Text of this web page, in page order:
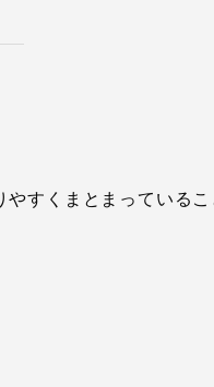
すくまとまっているこ